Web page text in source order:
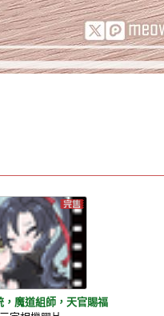
，魔道組師，天官賜福